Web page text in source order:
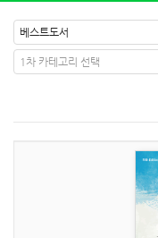
베스트도서
1차 카테고리 선택